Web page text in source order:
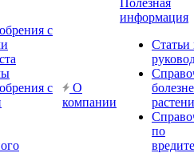
с
с
О
компании
Полезная
информация
Статьи
по